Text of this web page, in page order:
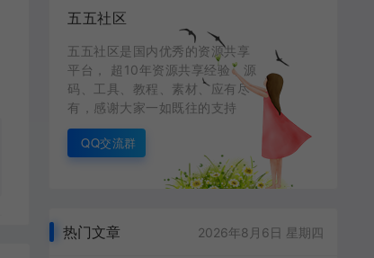
五五社区
五五社区是国内优秀的资源共享
平台， 超10年资源共享经验，源
码、工具、教程、素材、应有尽
有，感谢大家一如既往的支持
QQ交流群
热门文章 2026年8月6日 星期四